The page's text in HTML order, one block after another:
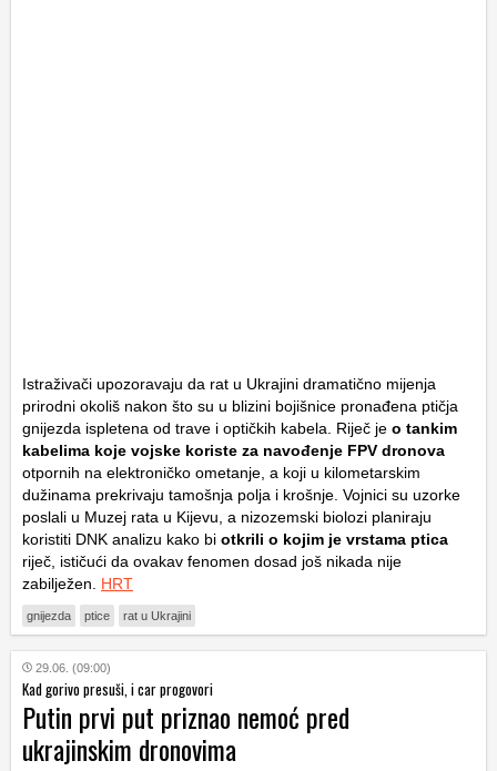
Istraživači upozoravaju da rat u Ukrajini dramatično mijenja
prirodni okoliš nakon što su u blizini bojišnice pronađena ptičja
gnijezda ispletena od trave i optičkih kabela. Riječ je o tankim
kabelima koje vojske koriste za navođenje FPV dronova
otpornih na elektroničko ometanje, a koji u kilometarskim
dužinama prekrivaju tamošnja polja i krošnje. Vojnici su uzorke
poslali u Muzej rata u Kijevu, a nizozemski biolozi planiraju
koristiti DNK analizu kako bi otkrili o kojim je vrstama ptica
riječ, ističući da ovakav fenomen dosad još nikada nije
zabilježen. HRT
gnijezda ptice rat u Ukrajini
29.06. (09:00)
Kad gorivo presuši, i car progovori
Putin prvi put priznao nemoć pred
ukrajinskim dronovima